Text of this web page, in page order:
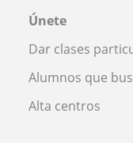
Únete
Dar clases
Alumnos que
Alta centros